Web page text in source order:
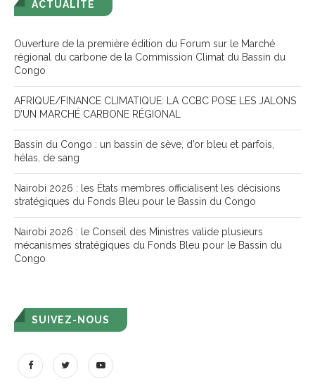
ACTUALITÉ
Ouverture de la première édition du Forum sur le Marché
régional du carbone de la Commission Climat du Bassin du
Congo
AFRIQUE/FINANCE CLIMATIQUE: LA CCBC POSE LES JALONS
D’UN MARCHÉ CARBONE RÉGIONAL
Bassin du Congo : un bassin de sève, d’or bleu et parfois,
hélas, de sang
Nairobi 2026 : les États membres officialisent les décisions
stratégiques du Fonds Bleu pour le Bassin du Congo
Nairobi 2026 : le Conseil des Ministres valide plusieurs
mécanismes stratégiques du Fonds Bleu pour le Bassin du
Congo
SUIVEZ-NOUS